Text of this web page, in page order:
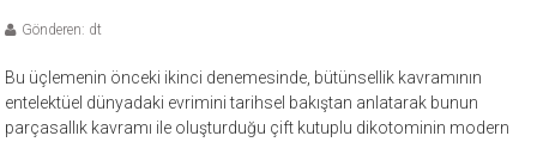
Gönderen: dt
Bu üçlemenin önceki ikinci denemesinde, bütünsellik kavramının
entelektüel dünyadaki evrimini tarihsel bakıştan anlatarak bunun
parçasallık kavramı ile oluşturduğu çift kutuplu dikotominin modern